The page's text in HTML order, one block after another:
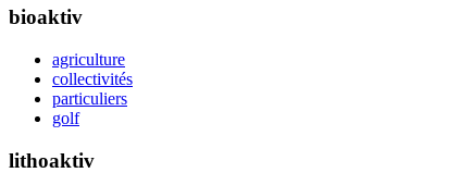
bioaktiv
agriculture
collectivités
particuliers
golf
lithoaktiv